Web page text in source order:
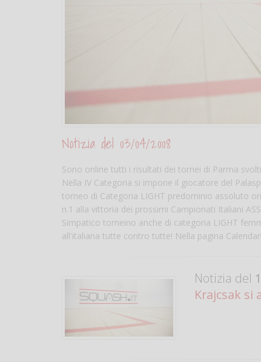
Notizia del 03/04/2008
Sono online tutti i risultati dei tornei di Parma
Nella IV Categoria si impone il giocatore del
torneo di Categoria LIGHT predominio assoluto
n.1 alla vittoria dei prossimi Campionati Italiani
Simpatico torneino anche di categoria LIGHT
all'italiana tutte contro tutte! Nella pagina
Notizia del
Krajcsak si